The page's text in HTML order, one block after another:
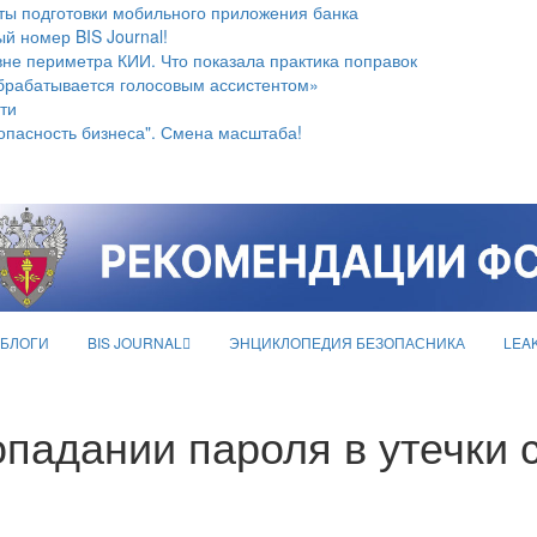
подготовки мобильного приложения банка
номер BIS Journal!
периметра КИИ. Что показала практика поправок
голосовым ассистентом»
бизнеса". Смена масштаба!
БЛОГИ BIS JOURNAL ЭНЦИКЛОПЕДИЯ БЕЗОПАСНИКА
пароля в утечки